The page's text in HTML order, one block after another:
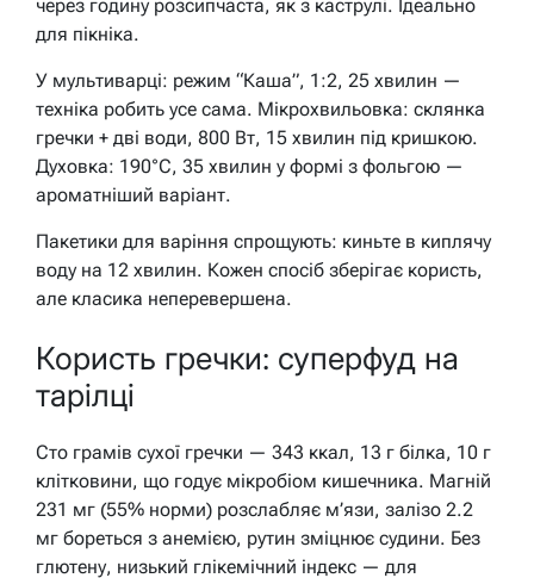
через годину розсипчаста, як з каструлі. Ідеально
для пікніка.
У мультиварці: режим “Каша”, 1:2, 25 хвилин —
техніка робить усе сама. Мікрохвильовка: склянка
гречки + дві води, 800 Вт, 15 хвилин під кришкою.
Духовка: 190°C, 35 хвилин у формі з фольгою —
ароматніший варіант.
Пакетики для варіння спрощують: киньте в киплячу
воду на 12 хвилин. Кожен спосіб зберігає користь,
але класика неперевершена.
Користь гречки: суперфуд на
тарілці
Сто грамів сухої гречки — 343 ккал, 13 г білка, 10 г
клітковини, що годує мікробіом кишечника. Магній
231 мг (55% норми) розслабляє м’язи, залізо 2.2
мг бореться з анемією, рутин зміцнює судини. Без
глютену, низький глікемічний індекс — для